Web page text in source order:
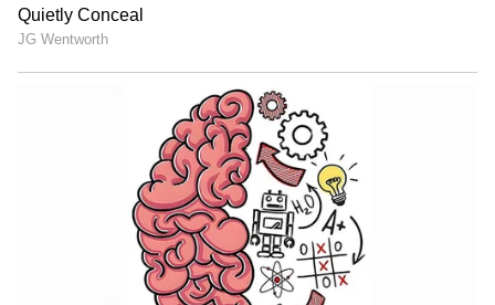
ತಿಂಗಳ ಬಾಡಿಗೆ 18.50 ಲಕ್ಷ ರೂಪಾಯಿ ಆಗಿರುತ್ತದೆ.ಎರಡನೇ
19.79 ಲಕ್ಷ ರೂಪಾಯಿ ಆಗಲಿದೆ. ಇನ್ನು ಮೂರನೇ ವರ್ಷ
ಮತ್ತೊಮ್ಮೆ ಶೇ. 7 ರಷ್ಟು ಏರಿಕೆಯಾಗಿ ತಿಂಗಳಿಗೆ 21.18 ಲಕ್ಷ
ರೂಪಾಯಿ ಆಗಲಿದೆ. ಈ ಲೆಕ್ಕಾಚಾರದ ಪ್ರಕಾರ, 3 ವರ್ಷಗಳ
ಸಂಪೂರ್ಣ ಲೀಸ್ ಅವಧಿಗೆ ಶ್ರೇಯಸ್ ಒಟ್ಟು 7.14 ಕೋಟಿ
ರೂ. ಬಾಡಿಗೆಯನ್ನು ಪಾವತಿಸಬೇಕಾಗುತ್ತದೆ.